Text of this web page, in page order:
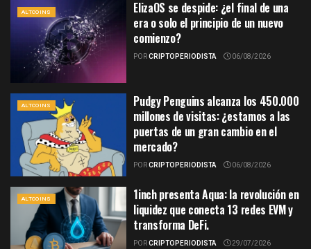
ALTCOINS
ElizaOS se despide: ¿el final de una
era o solo el principio de un nuevo
comienzo?
PORCRIPTOPERIODISTA 06/08/2026
ALTCOINS
Pudgy Penguins alcanza los 450.000
millones de visitas: ¿estamos a las
puertas de un gran cambio en el
mercado?
PORCRIPTOPERIODISTA 06/08/2026
ALTCOINS
1inch presenta Aqua: la revolución en
liquidez que conecta 13 redes EVM y
transforma DeFi.
PORCRIPTOPERIODISTA 29/07/2026